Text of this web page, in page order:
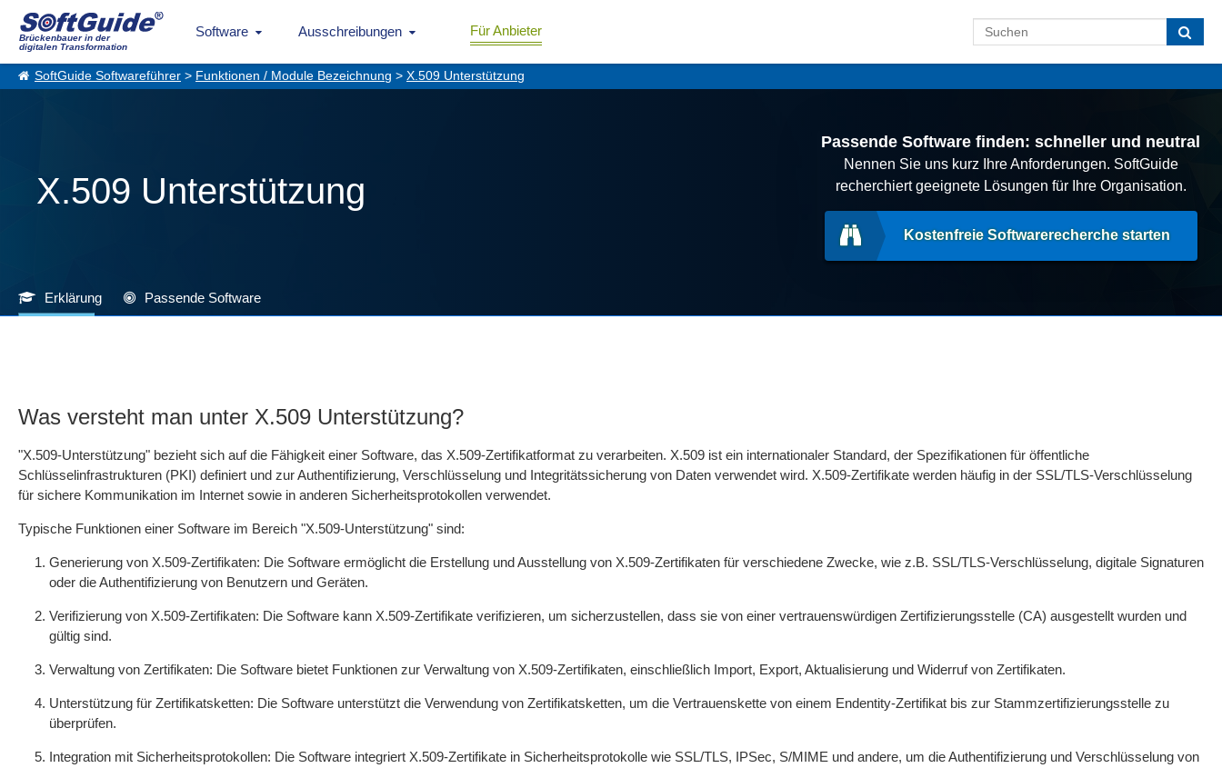
Brückenbauer in der
digitalen Transformation
Software Ausschreibungen Für Anbieter
SoftGuide Softwareführer > Funktionen / Module Bezeichnung > X.509 Unterstützung
X.509 Unterstützung
Passende Software finden: schneller und neutral
Nennen Sie uns kurz Ihre Anforderungen. SoftGuide
recherchiert geeignete Lösungen für Ihre Organisation.
Kostenfreie Softwarerecherche starten
Erklärung Passende Software
Was versteht man unter X.509 Unterstützung?
"X.509-Unterstützung" bezieht sich auf die Fähigkeit einer Software, das X.509-Zertifikatformat zu verarbeiten. X.509 ist ein internationaler Standard, der Spezifikationen für öffentliche
Schlüsselinfrastrukturen (PKI) definiert und zur Authentifizierung, Verschlüsselung und Integritätssicherung von Daten verwendet wird. X.509-Zertifikate werden häufig in der SSL/TLS-Verschlüsselung
für sichere Kommunikation im Internet sowie in anderen Sicherheitsprotokollen verwendet.
Typische Funktionen einer Software im Bereich "X.509-Unterstützung" sind:
Generierung von X.509-Zertifikaten: Die Software ermöglicht die Erstellung und Ausstellung von X.509-Zertifikaten für verschiedene Zwecke, wie z.B. SSL/TLS-Verschlüsselung, digitale Signaturen
oder die Authentifizierung von Benutzern und Geräten.
Verifizierung von X.509-Zertifikaten: Die Software kann X.509-Zertifikate verifizieren, um sicherzustellen, dass sie von einer vertrauenswürdigen Zertifizierungsstelle (CA) ausgestellt wurden und
gültig sind.
Verwaltung von Zertifikaten: Die Software bietet Funktionen zur Verwaltung von X.509-Zertifikaten, einschließlich Import, Export, Aktualisierung und Widerruf von Zertifikaten.
Unterstützung für Zertifikatsketten: Die Software unterstützt die Verwendung von Zertifikatsketten, um die Vertrauenskette von einem Endentity-Zertifikat bis zur Stammzertifizierungsstelle zu
überprüfen.
Integration mit Sicherheitsprotokollen: Die Software integriert X.509-Zertifikate in Sicherheitsprotokolle wie SSL/TLS, IPSec, S/MIME und andere, um die Authentifizierung und Verschlüsselung von